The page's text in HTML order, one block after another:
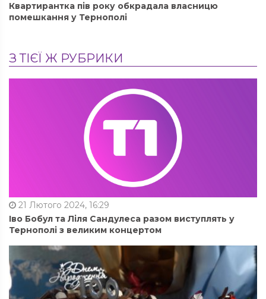
Квартирантка пів року обкрадала власницю
помешкання у Тернополі
З ТІЄЇ Ж РУБРИКИ
21 Лютого 2024, 16:29
Іво Бобул та Ліля Сандулеса разом виступлять у
Тернополі з великим концертом